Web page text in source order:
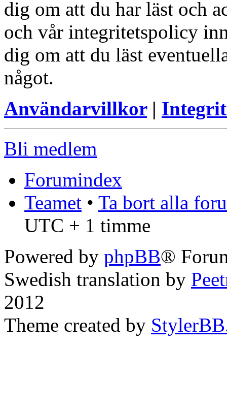
dig om att du har läst och
och vår integritetspolicy
dig om att du läst
något.
Användarvillkor|
Bli medlem
Forumindex
Teamet • Ta bort alla
UTC + 1 timme
Powered by phpBB®
Swedish translation by
2012
Theme created by